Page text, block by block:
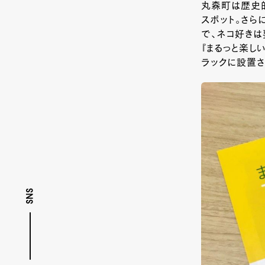
SNS
丸森町は歴史
スポット。さ
で、ネコ好き
『まるっと楽
ラックに設置